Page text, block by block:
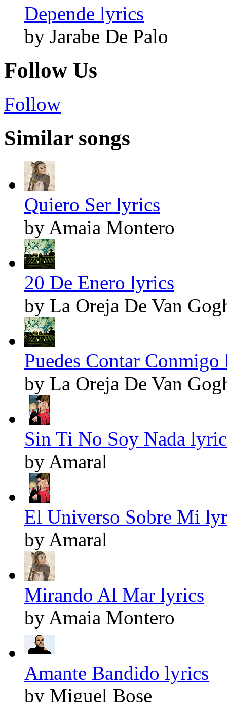
Depende lyrics
by Jarabe De Palo
Follow Us
Follow
Similar songs
Quiero Ser lyrics
by Amaia Montero
20 De Enero lyrics
by La Oreja De Van
Puedes Contar
by La Oreja De Van
Sin Ti No Soy Nada
by Amaral
El Universo Sobre Mi
by Amaral
Mirando Al Mar lyrics
by Amaia Montero
Amante Bandido lyrics
by Miguel Bose